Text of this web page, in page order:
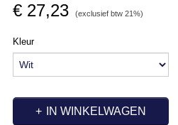
€ 27,23 (exclusief btw 21%)
Kleur
IN WINKELWAGEN